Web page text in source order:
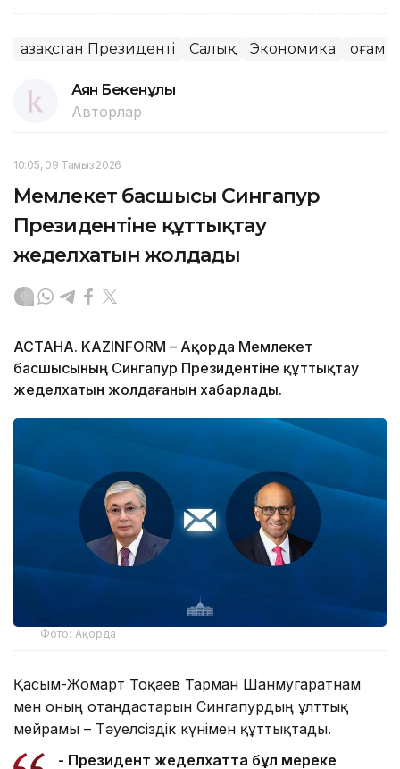
Қазақстан Президенті Салық Экономика Қоғам
Аян Бекенұлы
Авторлар
10:05, 09 Тамыз 2026
Мемлекет басшысы Сингапур
Президентіне құттықтау
жеделхатын жолдады
АСТАНА. KAZINFORM – Ақорда Мемлекет
басшысының Сингапур Президентіне құттықтау
жеделхатын жолдағанын хабарлады.
Фото: Ақорда
Қасым-Жомарт Тоқаев Тарман Шанмугаратнам
мен оның отандастарын Сингапурдың ұлттық
мейрамы – Тәуелсіздік күнімен құттықтады.
- Президент жеделхатта бұл мереке